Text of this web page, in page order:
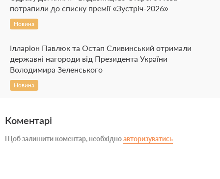
потрапили до списку премії «Зустріч-2026»
Новина
Ілларіон Павлюк та Остап Сливинський отримали
державні нагороди від Президента України
Володимира Зеленського
Новина
Коментарі
Щоб залишити коментар, необхідноавторизуватись